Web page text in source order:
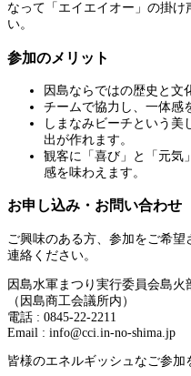
なって「エイエイオー」の掛け
い。
参加のメリット
因島ならではの歴史と文
チームで協力し、一体感
しまなみビーチという美
出が作れます。
観客に「喜び」と「元気
感を味わえます。
お申し込み・お問い合わせ
ご興味のある方、参加をご希
連絡ください。
因島水軍まつり実行委員会島火
（因島商工会議所内）
電話 : 0845-22-2211
Email : info@cci.in-no-shima.jp
皆様のエネルギッシュなご参加